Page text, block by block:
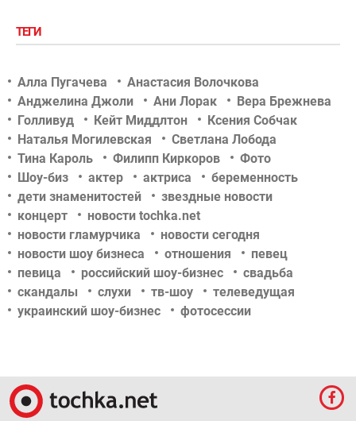
ТЕГИ
Алла Пугачева
Анастасия Волочкова
Анджелина Джоли
Ани Лорак
Вера Брежнева
Голливуд
Кейт Миддлтон
Ксения Собчак
Наталья Могилевская
Светлана Лобода
Тина Кароль
Филипп Киркоров
Фото
Шоу-биз
актер актриса
беременность
дети знаменитостей
звездные новости
концерт
новости tochka.net
новости гламурчика
новости сегодня
новости шоу бизнеса
отношения
певец
певица
российский шоу-бизнес
свадьба
скандалы
слухи тв-шоу
телеведущая
украинский шоу-бизнес
фотосессии